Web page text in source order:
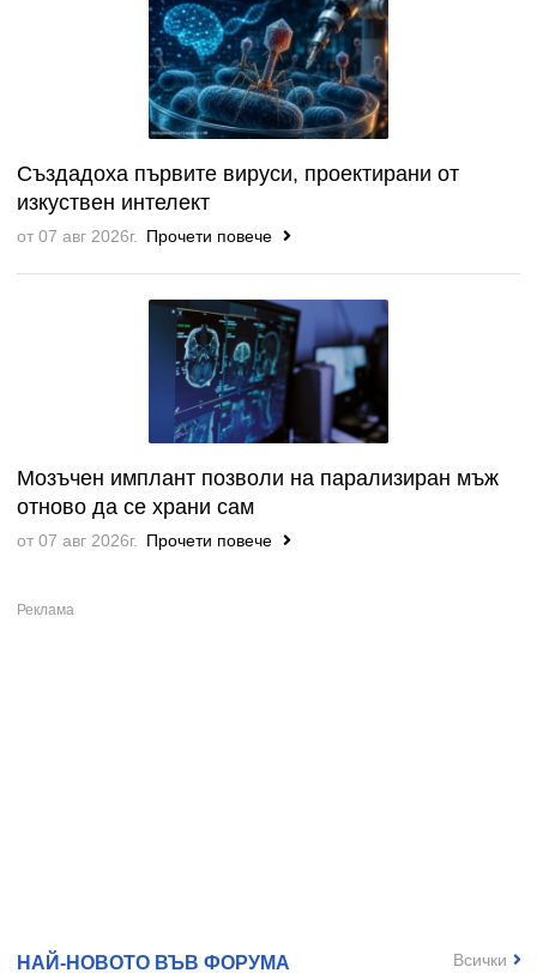
Създадоха първите вируси, проектирани от
изкуствен интелект
от 07 авг 2026г. Прочети повече
Мозъчен имплант позволи на парализиран мъж
отново да се храни сам
от 07 авг 2026г. Прочети повече
НАЙ-НОВОТО ВЪВ ФОРУМА Всички